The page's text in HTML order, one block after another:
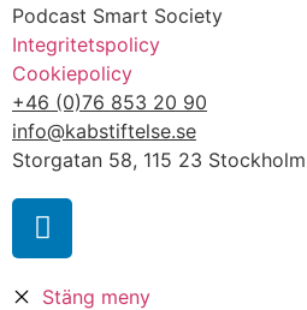
Podcast Smart Society
Integritetspolicy
Cookiepolicy
+46 (0)76 853 20 90
info@kabstiftelse.se
Storgatan 58, 115 23 Stockholm
Stäng meny